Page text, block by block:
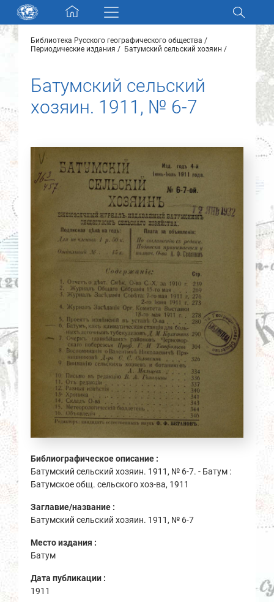
Skip navigation
Разделы и коллекции
Электронный каталог
Новости
О нас
Контакты
Партнеры
Найти
Библиотека Русского географического общества
Периодические издания
Батумский сельский хозяин
Батумский сельский
хозяин. 1911, № 6-7
Библиографическое описание :
Батумский сельский хозяин. 1911, № 6-7. - Батум :
Батумское общ. сельского хоз-ва, 1911
Заглавие/название :
Батумский сельский хозяин. 1911, № 6-7
Место издания :
Батум
Дата публикации :
1911